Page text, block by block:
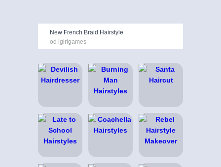
New French Braid Hairstyle
od igirlgames